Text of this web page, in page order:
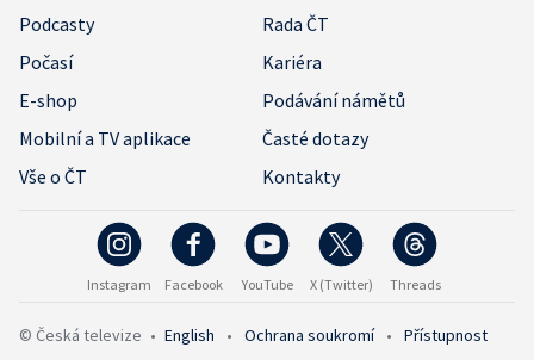
Podcasty
Rada ČT
Počasí
Kariéra
E-shop
Podávání námětů
Mobilní a TV aplikace
Časté dotazy
Vše o ČT
Kontakty
Instagram Facebook YouTube X (Twitter) Threads
© Česká televize • English • Ochrana soukromí • Přístupnost